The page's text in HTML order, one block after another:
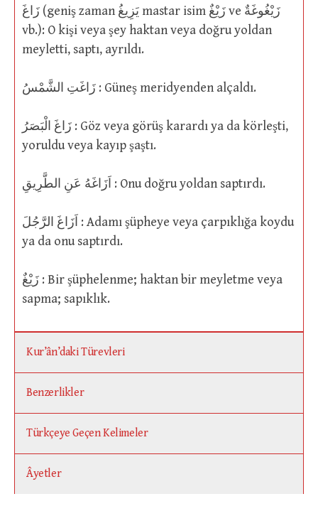
زَاغَ (geniş zaman يَزِيغُ mastar isim زَيْغٌ ve زَيْغُوغَةٌ
vb.): O kişi veya şey haktan veya doğru yoldan
meyletti, saptı, ayrıldı.
زَاغَتِ الشَّمْسُ : Güneş meridyenden alçaldı.
زَاغَ الْبَصَرُ : Göz veya görüş karardı ya da körleşti,
yoruldu veya kayıp şaştı.
اَزَاغَهُ عَنِ الطَّرِيقِ : Onu doğru yoldan saptırdı.
اَزَاغَ الرَّجُلَ : Adamı şüpheye veya çarpıklığa koydu
ya da onu saptırdı.
زَيْغٌ : Bir şüphelenme; haktan bir meyletme veya
sapma; sapıklık.
Kur’ân’daki Türevleri
Benzerlikler
Türkçeye Geçen Kelimeler
Âyetler